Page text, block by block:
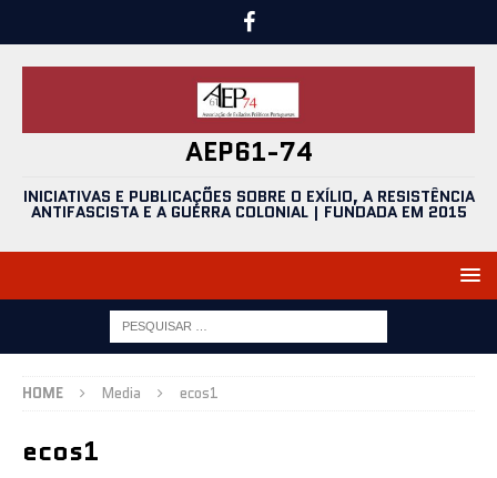
AEP61-74
INICIATIVAS E PUBLICAÇÕES SOBRE O EXÍLIO, A RESISTÊNCIA
ANTIFASCISTA E A GUERRA COLONIAL | FUNDADA EM 2015
HOME Media ecos1
ecos1